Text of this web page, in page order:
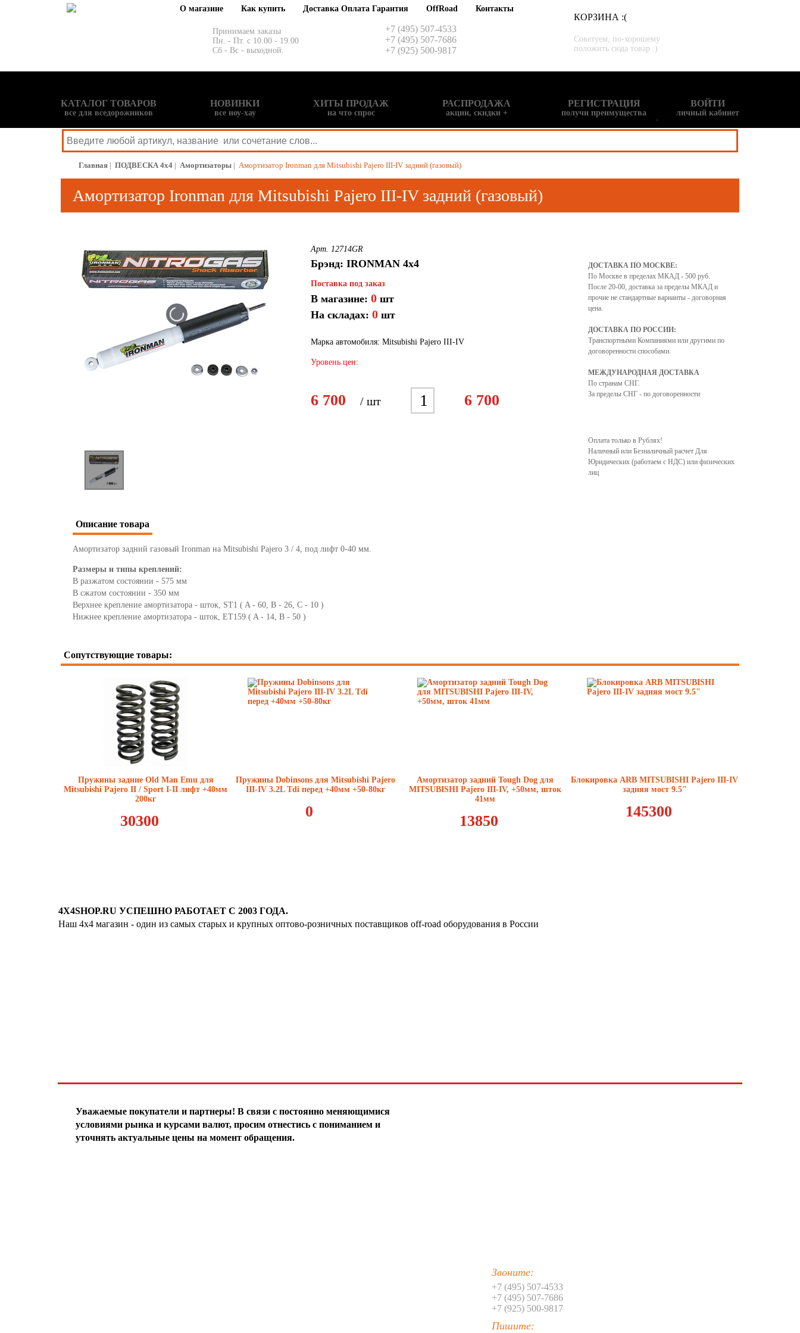
О магазине Как купить Доставка Оплата Гарантия OffRoad Контакты
Принимаем заказы
Пн. - Пт. с 10.00 - 19.00
Сб - Вс - выходной.
+7 (495) 507-4533
+7 (495) 507-7686
+7 (925) 500-9817
КОРЗИНА :(
Советуем, по-хорошему
положить сюда товар :)
РЕГИСТРАЦИЯ
получи преимущества
ВОЙТИ
личный кабинет
КАТАЛОГ ТОВАРОВ
все для вседорожников
НОВИНКИ
все ноу-хау
ХИТЫ ПРОДАЖ
на что спрос
РАСПРОДАЖА
акции, скидки +
Главная | ПОДВЕСКА 4x4 | Амортизаторы | Амортизатор Ironman для Mitsubishi Pajero III-IV задний (газовый)
Амортизатор Ironman для Mitsubishi Pajero III-IV задний (газовый)
Арт. 12714GR
Брэнд: IRONMAN 4x4
Поставка под заказ
В магазине: 0 шт
На складах: 0 шт
Марка автомобиля: Mitsubishi Pajero III-IV
Уровень цен:
6 700 / шт
1
12
13
14
17
23
30
6 700
ДОСТАВКА ПО МОСКВЕ:
По Москве в пределах МКАД - 500 руб.
После 20-00, доставка за пределы МКАД и
прочие не стандартные варианты - договорная
цена.
ДОСТАВКА ПО РОССИИ:
Транспортными Компаниями или другими по
договоренности способами.
МЕЖДУНАРОДНАЯ ДОСТАВКА
По странам СНГ.
За пределы СНГ - по договоренности
Оплата только в Рублях!
Наличный или Безналичный расчет Для
Юридических (работаем с НДС) или физических
лиц
Описание товара
Амортизатор задний газовый Ironman на Mitsubishi Pajero 3 / 4, под лифт 0-40 мм.
Размеры и типы креплений:
В разжатом состоянии - 575 мм
В сжатом состоянии - 350 мм
Верхнее крепление амортизатора - шток, ST1 ( A - 60, B - 26, C - 10 )
Нижнее крепление амортизатора - шток, ET159 ( A - 14, B - 50 )
Сопутствующие товары:
Пружины задние Old Man Emu для
Mitsubishi Pajero II / Sport I-II лифт +40мм
200кг
30300
Пружины Dobinsons для Mitsubishi Pajero
III-IV 3.2L Tdi перед +40мм +50-80кг
0
Амортизатор задний Tough Dog для
MITSUBISHI Pajero III-IV, +50мм, шток
41мм
13850
Блокировка ARB MITSUBISHI Pajero III-IV
задняя мост 9.5"
145300
4X4SHOP.RU УСПЕШНО РАБОТАЕТ С 2003 ГОДА.
Наш 4x4 магазин - один из самых старых и крупных оптово-розничных поставщиков off-road оборудования в России
Уважаемые покупатели и партнеры! В связи с постоянно меняющимися
условиями рынка и курсами валют, просим отнестись с пониманием и
уточнять актуальные цены на момент обращения.
Звоните:
+7 (495) 507-4533
+7 (495) 507-7686
+7 (925) 500-9817
Пишите: